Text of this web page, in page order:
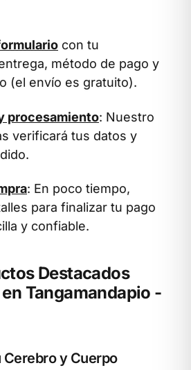
con tu
método de pago y
(el envío es gratuito).
procesamiento: Nuestro
verificará tus datos y
: En poco tiempo,
para finalizar tu pago
y confiable.
Destacados
Tangamandapio -
Cerebro y Cuerpo